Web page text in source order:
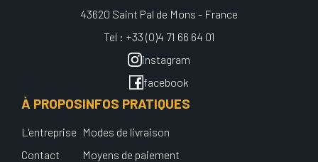
43620 Saint Pal de Mons - France
Tel : +33 (0)4 71 66 64 01
instagram
facebook
À PROPOS
L'entreprise
Contact
INFOS PRATIQUES
Modes de livraison
Moyens de paiement